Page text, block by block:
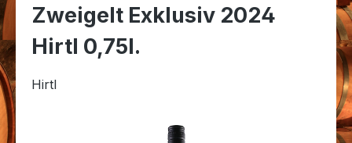
Zweigelt Exklusiv 2024
Hirtl 0,75l.
Hirtl
Bildergalerie überspringen